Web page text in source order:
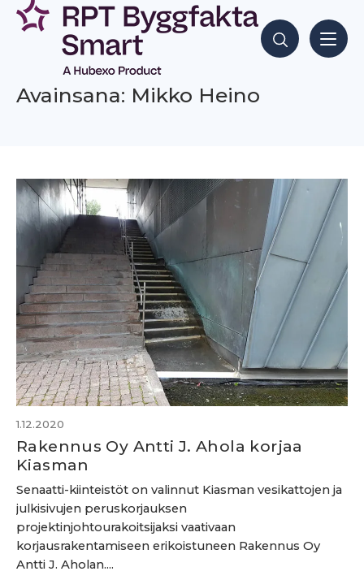
Siirry
sisältöön
Hae sisältöjä
Avainsana: Mikko Heino
1.12.2020
Rakennus Oy Antti J. Ahola korjaa
Kiasman
Senaatti-kiinteistöt on valinnut Kiasman vesikattojen ja
julkisivujen peruskorjauksen
projektinjohtourakoitsijaksi vaativaan
korjausrakentamiseen erikoistuneen Rakennus Oy
Antti J. Aholan....